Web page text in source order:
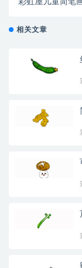
彩虹屋儿童简笔
相关文章